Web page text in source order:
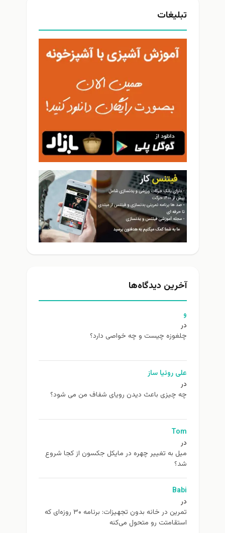
دیدگاه‌ها
چیست و چه خواصی دارد؟
چیزی باعث دیدن رویای شفاف من می شود؟
به تغيير چهره در مایکل جکسون از كجا شروع
تمرین در خانه بدون تجهیزات: برنامه ۳۰ روزه‌ای که
رو متحول می‌کنه